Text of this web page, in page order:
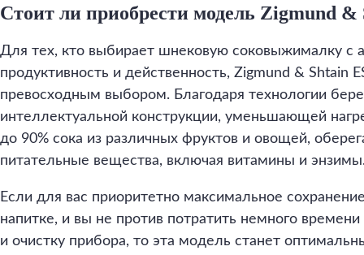
Стоит ли приобрести модель Zigmund &
Для тех, кто выбирает шнековую соковыжималку с
продуктивность и действенность, Zigmund & Shtain
превосходным выбором. Благодаря технологии
интеллектуальной конструкции, уменьшающей
до 90% сока из различных фруктов и овощей,
питательные вещества, включая витамины и
Если для вас приоритетно максимальное
напитке, и вы не против потратить немного времени
и очистку прибора, то эта модель станет